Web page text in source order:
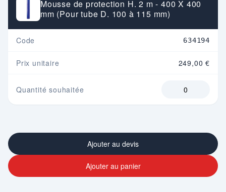
Mousse de protection H. 2 m - 400 X 400
mm (Pour tube D. 100 à 115 mm)
Code 634194
Prix unitaire 249,00 €
Quantité souhaitée
Ajouter au devis
Ajouter au panier